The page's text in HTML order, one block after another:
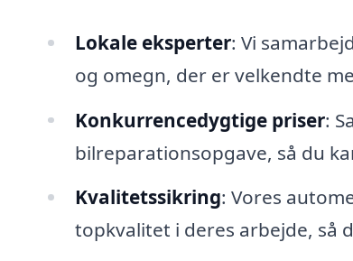
Lokale eksperter: Vi
og omegn, der er velkendte
Konkurrencedygtige priser:
bilreparationsopgave, så du
Kvalitetssikring: Vores
topkvalitet i deres arbejde, så